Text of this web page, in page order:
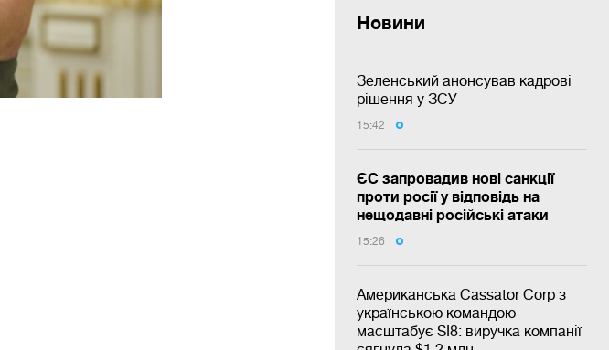
Новини
Зеленський анонсував кадрові
рішення у ЗСУ
15:42
ЄС запровадив нові санкції
проти росії у відповідь на
нещодавні російські атаки
15:26
Американська Cassator Corp з
українською командою
масштабує SI8: виручка компанії